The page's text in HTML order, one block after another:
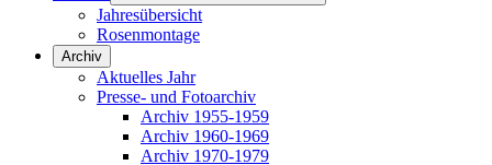
Jahresübersicht
Rosenmontage
Archiv
Aktuelles Jahr
Presse- und Fotoarchiv
Archiv 1955-1959
Archiv 1960-1969
Archiv 1970-1979